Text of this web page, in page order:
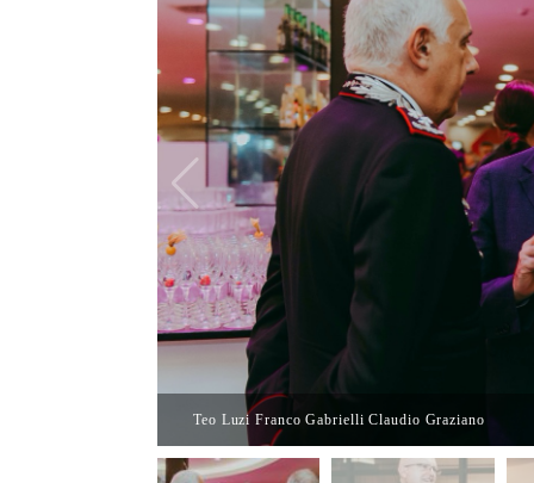
Teo Luzi Franco Gabrielli Claudio Graziano